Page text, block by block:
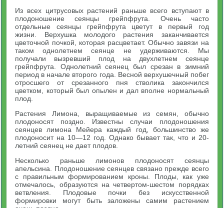
Из всех цитрусовых растений раньше всего вступают в
плодоношение сеянцы грейпфрута. Очень часто
отдельные сеянцы грейпфрута цветут в первый год
жизни. Верхушка молодого растения заканчивается
цветочной почкой, которая расцветает. Обычно завязи на
таком однолетнем сеянце не удерживаются. Мы
получали вызревший плод на двухлетнем сеянце
грейпфрута. Однолетний сеянец был срезан в зимний
период в начале второго года. Весной верхушечный побег
отросшего от срезанного пня стволика закончился
цветком, который был опылен и дал вполне нормальный
плод.
Растения Лимона, выращиваемые из семян, обычно
плодоносят поздно. Известны случаи плодоношения
сеянцев лимона Мейера каждый год, большинство же
плодоносит на 10—12 год. Однако бывает так, что и 20-
летний сеянец не дает плодов.
Несколько раньше лимонов плодоносят сеянцы
апельсина. Плодоношение сеянцев связано прежде всего
с правильным формированием кроны. Плоды, как уже
отмечалось, образуются на четвертом-шестом порядках
ветвления. Плодовые почки без искусственной
формировки могут быть заложены самим растением